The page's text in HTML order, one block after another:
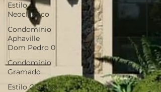
Estilo
Neoclássico
Condomínio
Aphaville
Dom Pedro 0
Condomínio
Gramado
Estilo Clássico